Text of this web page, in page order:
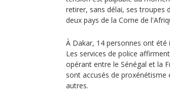
retirer, sans délai, ses troupes
deux pays de la Corne de
À Dakar, 14 personnes ont
Les services de police
opérant entre le Sénégal et la
sont accusés de
autres.